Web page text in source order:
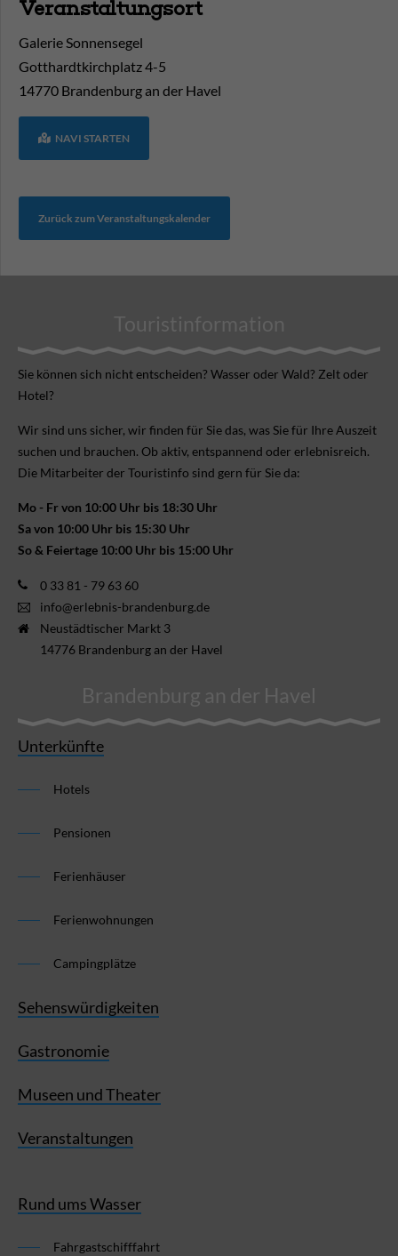
Veranstaltungsort
Galerie Sonnensegel
Gotthardtkirchplatz 4-5
14770 Brandenburg an der Havel
NAVI STARTEN
Zurück zum Veranstaltungskalender
Touristinformation
Sie können sich nicht ent­scheiden? Wasser oder Wald? Zelt oder
Hotel?
Wir sind uns sicher, wir finden für Sie das, was Sie für Ihre Aus­zeit
suchen und brauchen. Ob aktiv, ent­spannend oder erlebnis­reich.
Die Mitarbeiter der Touristinfo sind gern für Sie da:
Mo - Fr von 10:00 Uhr bis 18:30 Uhr
Sa von 10:00 Uhr bis 15:30 Uhr
So & Feiertage 10:00 Uhr bis 15:00 Uhr
0 33 81 - 79 63 60
info@erlebnis-brandenburg.de
Neustädtischer Markt 3
14776 Brandenburg an der Havel
Brandenburg an der Havel
Unterkünfte
Hotels
Pensionen
Ferienhäuser
Ferienwohnungen
Campingplätze
Sehenswürdigkeiten
Gastronomie
Museen und Theater
Veranstaltungen
Rund ums Wasser
Fahrgastschifffahrt